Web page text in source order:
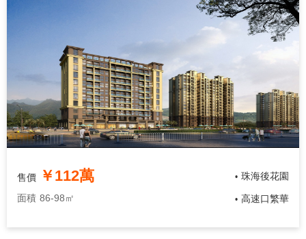
售價 ￥112萬
面積 86-98㎡
• 珠海後花園
• 高速口繁華